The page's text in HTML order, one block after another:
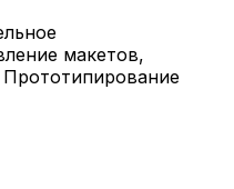
макетов,